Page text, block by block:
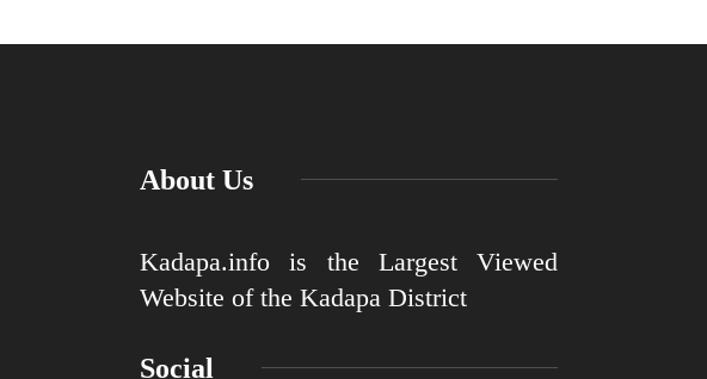
About Us
Kadapa.info is the Largest Viewed
Website of the Kadapa District
Social